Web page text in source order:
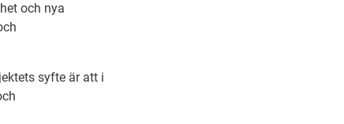
och nya
syfte är att i